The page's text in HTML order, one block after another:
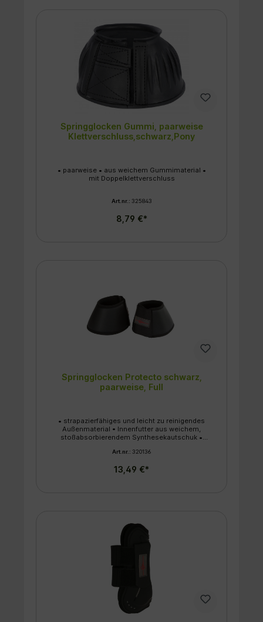
Springglocken Gummi, paarweise
Klettverschluss,schwarz,Pony
• paarweise • aus weichem Gummimaterial •
mit Doppelklettverschluss
Art.nr.: 325843
8,79 €*
Springglocken Protecto schwarz,
paarweise, Full
• strapazierfähiges und leicht zu reinigendes
Außenmaterial • Innenfutter aus weichem,
stoßabsorbierendem Synthesekautschuk •
Art.nr.: 320136
13,49 €*